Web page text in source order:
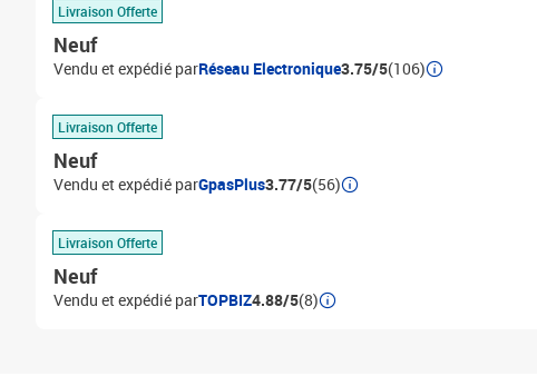
Livraison Offerte
Neuf
Vendu et expédié parRéseau Electronique3.75/5(106)
Livraison Offerte
Neuf
Vendu et expédié parGpasPlus3.77/5(56)
Livraison Offerte
Neuf
Vendu et expédié parTOPBIZ4.88/5(8)